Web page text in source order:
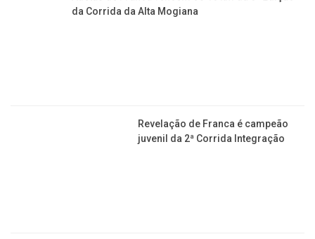
da Corrida da Alta Mogiana
Revelação de Franca é campeão
juvenil da 2ª Corrida Integração